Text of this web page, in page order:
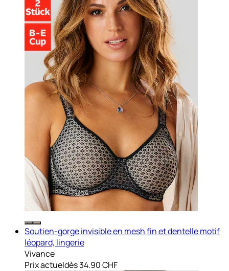
Soutien-gorge invisible en mesh fin et dentelle motif
léopard, lingerie
Vivance
Prix actueldès34.90 CHF